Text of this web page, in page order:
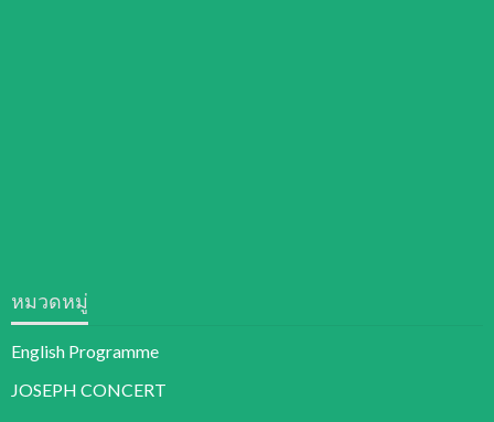
หมวดหมู่
English Programme
JOSEPH CONCERT